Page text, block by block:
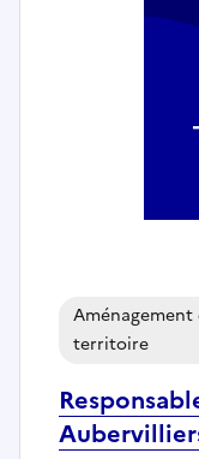
territoire